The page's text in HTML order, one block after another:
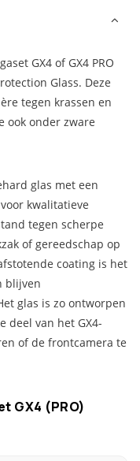
GX4 of GX4 PRO
Glass. Deze
tegen krassen en
ook onder zware
glas met een
kwalitatieve
tegen scherpe
of gereedschap op
coating is het
blijven
glas is zo ontworpen
deel van het GX4-
of de frontcamera te
GX4 (PRO)